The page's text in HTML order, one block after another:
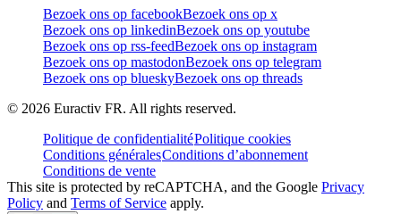
Bezoek ons op facebookBezoek ons op x
Bezoek ons op linkedinBezoek ons op youtube
Bezoek ons op rss-feedBezoek ons op instagram
Bezoek ons op mastodonBezoek ons op telegram
Bezoek ons op blueskyBezoek ons op threads
© 2026 Euractiv FR. All rights reserved.
Politique de confidentialitéPolitique cookies
Conditions généralesConditions d’abonnement
Conditions de vente
This site is protected by reCAPTCHA, and the Google Privacy
Policy and Terms of Service apply.